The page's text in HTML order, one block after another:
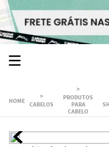
CABELOS
PRODUTOS
PARA
CABELO